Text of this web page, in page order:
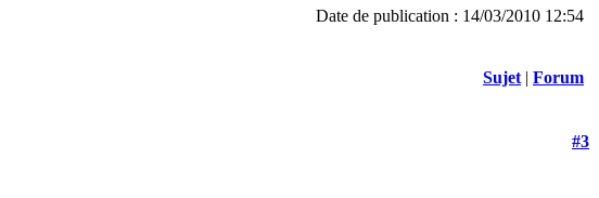
Date de publication : 14/03/2010 12:54
Sujet | Forum
#3